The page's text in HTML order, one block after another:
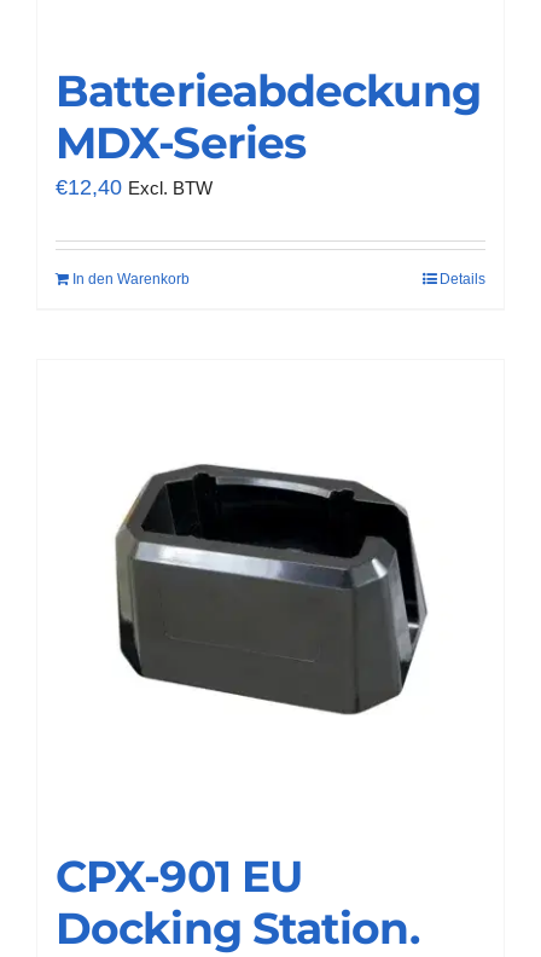
Batterieabdeckung
MDX-Series
€12,40 Excl. BTW
In den Warenkorb Details
CPX-901 EU
Docking Station.